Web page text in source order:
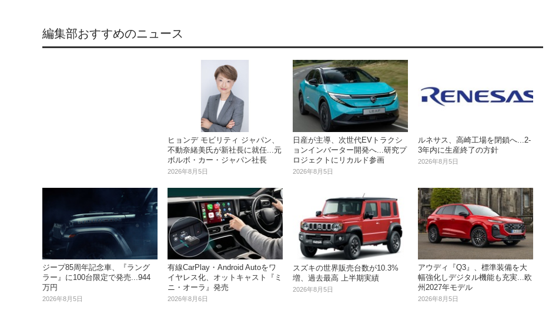
編集部おすすめのニュース
ヒョンデ モビリティ ジャパン、
不動奈緒美氏が新社長に就任...元
ボルボ・カー・ジャパン社長
2026年8月5日
日産が主導、次世代EVトラクシ
ョンインバーター開発へ...研究プ
ロジェクトにリカルド参画
2026年8月5日
ルネサス、高崎工場を閉鎖へ...2‐
3年内に生産終了の方針
2026年8月5日
ジープ85周年記念車、『ラング
ラー』に100台限定で発売...944
万円
2026年8月5日
有線CarPlay・Android Autoをワ
イヤレス化、オットキャスト『ミ
ニ・オーラ』発売
2026年8月6日
スズキの世界販売台数が10.3%
増、過去最高 上半期実績
2026年8月5日
アウディ『Q3』、標準装備を大
幅強化しデジタル機能も充実...欧
州2027年モデル
2026年8月5日